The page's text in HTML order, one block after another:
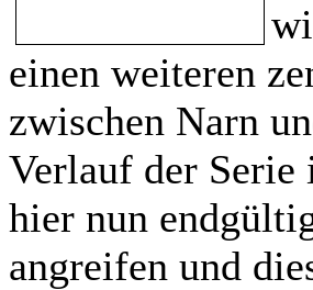
einen weiteren
zwischen Narn
Verlauf der
hier nun
angreifen und